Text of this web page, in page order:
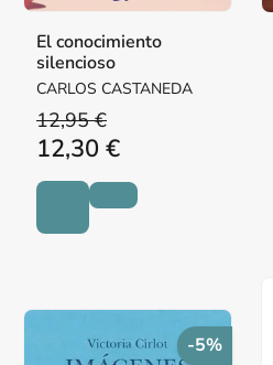
El conocimiento
silencioso
CARLOS CASTANEDA
12,95 €
12,30 €
-5%